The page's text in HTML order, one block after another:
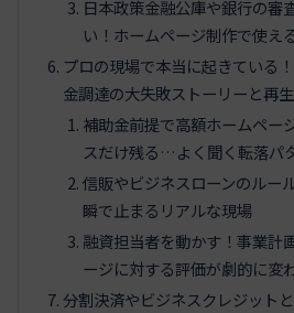
日本政策金融公庫や銀行の審
い！ホームページ制作で使え
プロの現場で本当に起きている
金調達の大失敗ストーリーと再
補助金前提で高額ホームペ
スだけ残る…よく聞く転落パ
信販やビジネスローンのルー
瞬で止まるリアルな現場
融資担当者を動かす！事業計
ージに対する評価が劇的に変
分割決済やビジネスクレジット